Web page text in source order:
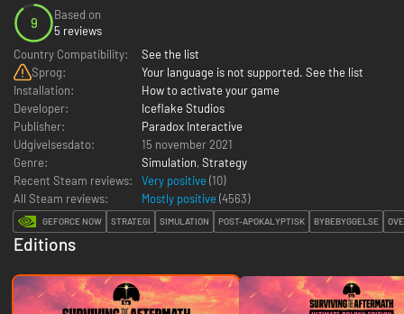
9
Based on
5 reviews
Country Compatibility:
See the list
Sprog:
Your language is not supported. See the list
Installation:
How to activate your game
Developer:
Iceflake Studios
Publisher:
Paradox Interactive
Udgivelsesdato:
15 november 2021
Genre:
Simulation, Strategy
Recent Steam reviews:
Very positive (10)
All Steam reviews:
Mostly positive (4563)
GEFORCE NOW STRATEGI SIMULATION POST-APOKALYPTISK BYBEBYGGELSE
Editions